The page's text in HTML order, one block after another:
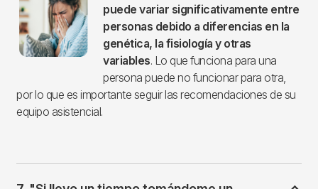
puede variar significativamente entre
personas debido a diferencias en la
genética, la fisiología y otras
variables. Lo que funciona para una
persona puede no funcionar para otra,
por lo que es importante seguir las recomendaciones de su
equipo asistencial.